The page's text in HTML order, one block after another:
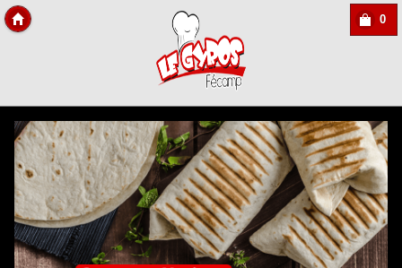
0
Copyright Des-click